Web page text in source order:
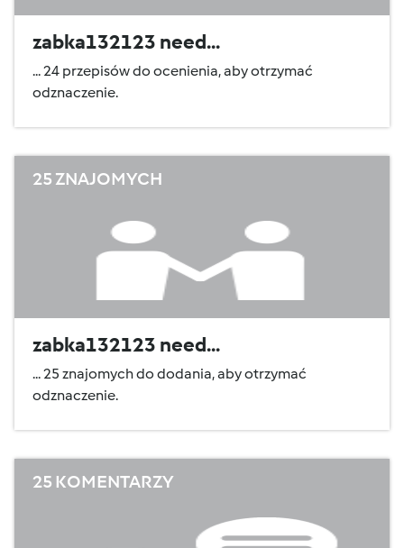
zabka132123 need...
... 24 przepisów do ocenienia, aby otrzymać
odznaczenie.
25 ZNAJOMYCH
zabka132123 need...
... 25 znajomych do dodania, aby otrzymać
odznaczenie.
25 KOMENTARZY